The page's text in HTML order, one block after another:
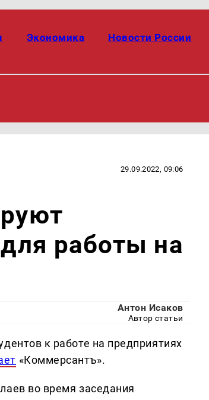
Экономика Новости России
29.09.2022, 09:06
работы на
Антон Исаков
Автор статьи
к работе на предприятиях
«Коммерсантъ».
во время заседания